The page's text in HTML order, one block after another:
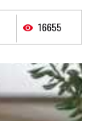
16655